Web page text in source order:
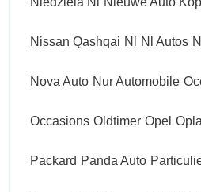
Nissan Qashqai Nl Nl Autos
Nova Auto Nur Automobile
Occasions Oldtimer Opel
Packard Panda Auto